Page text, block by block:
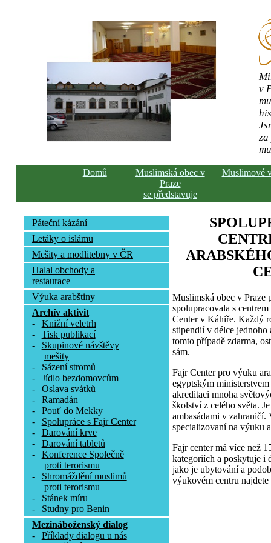
v
Domů
Muslimská obec v
Praze
se představuje
Muslimové
Páteční kázání
Letáky o islámu
Mešity a modlitebny v ČR
Halal obchody a
restaurace
Výuka arabštiny
Archív aktivit
-
Knižní veletrh
-
Tisk publikací
-
Skupinové návštěvy
mešity
-
Sázení stromů
-
Jídlo bezdomovcům
-
Oslava svátků
-
Ramadán
-
Pouť do Mekky
-
Spolupráce s Fajr Center
-
Darování krve
-
Darování tabletů
-
Konference Společně
proti terorismu
-
Shromáždění muslimů
proti terorismu
-
Stánek míru
-
Studny pro Benin
Mezináboženský dialog
-
Příklady dialogu u nás
Muslimská obec v Praze
spolupracovala s
Center v Káhiře. Každý
stipendií v délce
tomto případě zdarma,
sám.
Fajr Center pro výuku
egyptským
akreditaci mnoha
školství z celého světa.
ambasádami v
specializovaní na výuku
Fajr center má více než
kategoriích a poskytuje i
jako je ubytování a
výukovém centru